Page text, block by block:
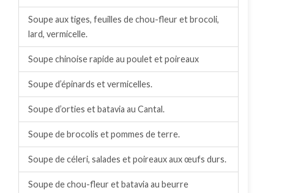
Soupe aux tiges, feuilles de chou-fleur et brocoli,
lard, vermicelle.
Soupe chinoise rapide au poulet et poireaux
Soupe d’épinards et vermicelles.
Soupe d’orties et batavia au Cantal.
Soupe de brocolis et pommes de terre.
Soupe de céleri, salades et poireaux aux œufs durs.
Soupe de chou-fleur et batavia au beurre